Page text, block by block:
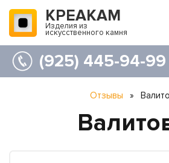
КРЕАКАМ
Изделия из
искусственного камня
(925) 445-94-99
Отзывы »